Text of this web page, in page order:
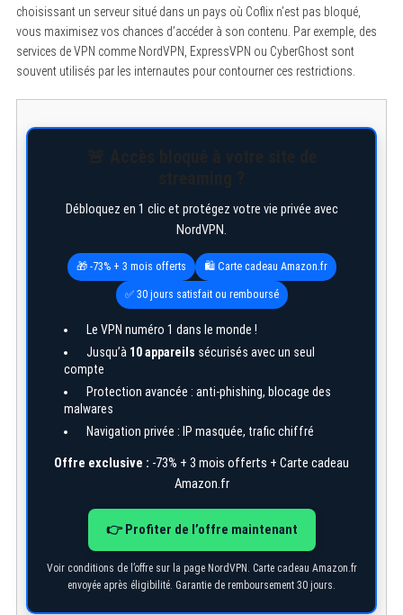
choisissant un serveur situé dans un pays où Coflix n’est pas bloqué,
vous maximisez vos chances d’accéder à son contenu. Par exemple, des
services de VPN comme NordVPN, ExpressVPN ou CyberGhost sont
souvent utilisés par les internautes pour contourner ces restrictions.
Débloquez en 1 clic et protégez votre vie privée avec
NordVPN.
🎁 -73% + 3 mois offerts 🛍️ Carte cadeau Amazon.fr
✅ 30 jours satisfait ou remboursé
Le VPN numéro 1 dans le monde !
Jusqu’à 10 appareils sécurisés avec un seul
compte
Protection avancée : anti-phishing, blocage des
malwares
Navigation privée : IP masquée, trafic chiffré
Offre exclusive : -73% + 3 mois offerts + Carte cadeau
Amazon.fr
👉 Profiter de l’offre maintenant
Voir conditions de l’offre sur la page NordVPN. Carte cadeau Amazon.fr
envoyée après éligibilité. Garantie de remboursement 30 jours.